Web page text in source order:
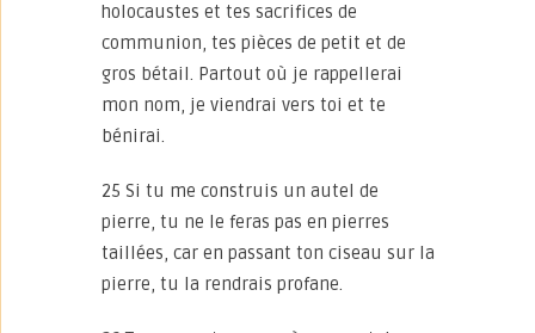
holocaustes et tes sacrifices de
communion, tes pièces de petit et de
gros bétail. Partout où je rappellerai
mon nom, je viendrai vers toi et te
bénirai.
25 Si tu me construis un autel de
pierre, tu ne le feras pas en pierres
taillées, car en passant ton ciseau sur la
pierre, tu la rendrais profane.